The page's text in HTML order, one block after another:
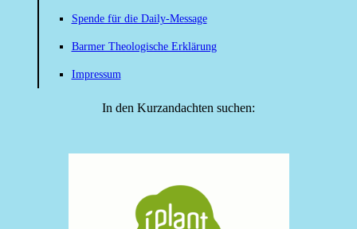
Spende für die Daily-Message
Barmer Theologische Erklärung
Impressum
In den Kurzandachten suchen: